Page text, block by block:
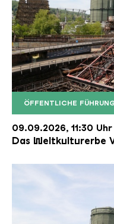
ÖFFENTLICHE
Der
Copyright:
09.09.2026, 11:30 Uhr
Das Weltkulturerbe